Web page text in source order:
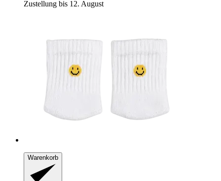
Zustellung bis 12. August
Warenkorb